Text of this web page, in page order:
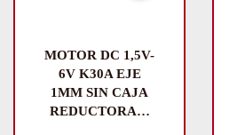
MOTOR DC 1,5V-
6V K30A EJE
1MM SIN CAJA
REDUCTORA…